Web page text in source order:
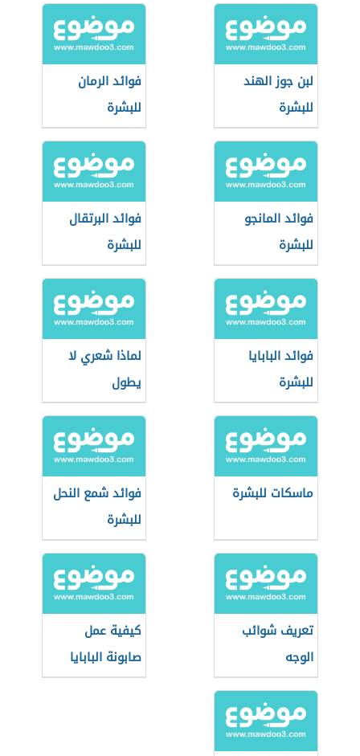
لبن جوز الهند
للبشرة
فوائد الرمان
للبشرة
فوائد المانجو
للبشرة
فوائد البرتقال
للبشرة
فوائد البابايا
للبشرة
لماذا شعري لا
يطول
ماسكات للبشرة
فوائد شمع النحل
للبشرة
تعريف شوائب
الوجه
كيفية عمل
صابونة البابايا